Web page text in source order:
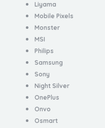
Liyama
Mobile Pixels
Monster
MSI
Philips
Samsung
Sony
Night Silver
OnePlus
Onvo
Osmart